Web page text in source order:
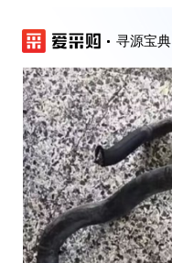
寻源宝典